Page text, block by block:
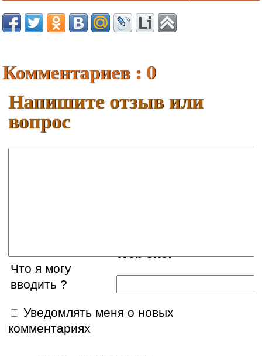
Комментариев : 0
Напишите отзыв или
вопрос
Web site:
Что я могу
вводить ?
Уведомлять меня о новых
комментариях